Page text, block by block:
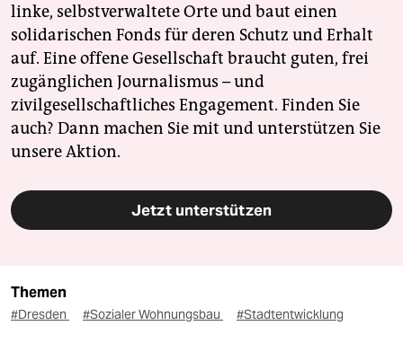
linke, selbstverwaltete Orte und baut einen
solidarischen Fonds für deren Schutz und Erhalt
auf. Eine offene Gesellschaft braucht guten, frei
zugänglichen Journalismus – und
zivilgesellschaftliches Engagement. Finden Sie
auch? Dann machen Sie mit und unterstützen Sie
unsere Aktion.
Jetzt unterstützen
Themen
#Dresden #Sozialer Wohnungsbau #Stadtentwicklung